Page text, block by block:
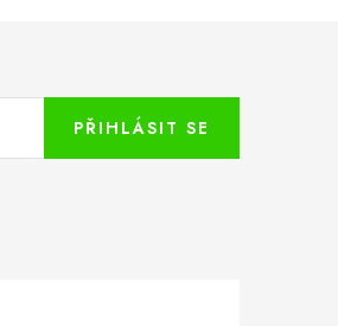
PŘIHLÁSIT SE